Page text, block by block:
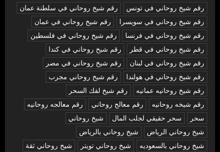
رقم شيخ روحاني في تونس
رقم شيخ روحاني في سلطنة عمان
رقم شيخ روحاني في سويسرا
رقم شيخ روحاني في عمان
رقم شيخ روحاني في فرنسا
رقم شيخ روحاني في فلسطين
رقم شيخ روحاني في قطر
رقم شيخ روحاني في كندا
رقم شيخ روحاني في لبنان
رقم شيخ روحاني في مصر
رقم شيخ روحاني في هولندا
رقم شيخ روحاني مجرب
رقم شيخ روحانيه عمانيه
رقم شيخ لفك السحر
رقم شيخه روحانيه
رقم معالج روحاني
رقم معالجه روحانيه
سحر
سحر حقيقي لجلب المال
شيخ روحاني
شيخ روحاني الرياض
شيخ روحاني بالرياض
شيخ روحاني بالسعوديه
شيخ روحاني تويتر
شيخ روحاني ثقة